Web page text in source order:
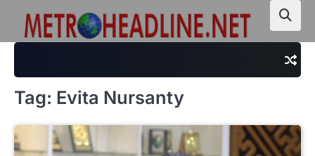
content
Tag: Evita Nursanty